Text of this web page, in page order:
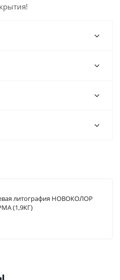
литография НОВОКОЛОР
(1,9КГ)